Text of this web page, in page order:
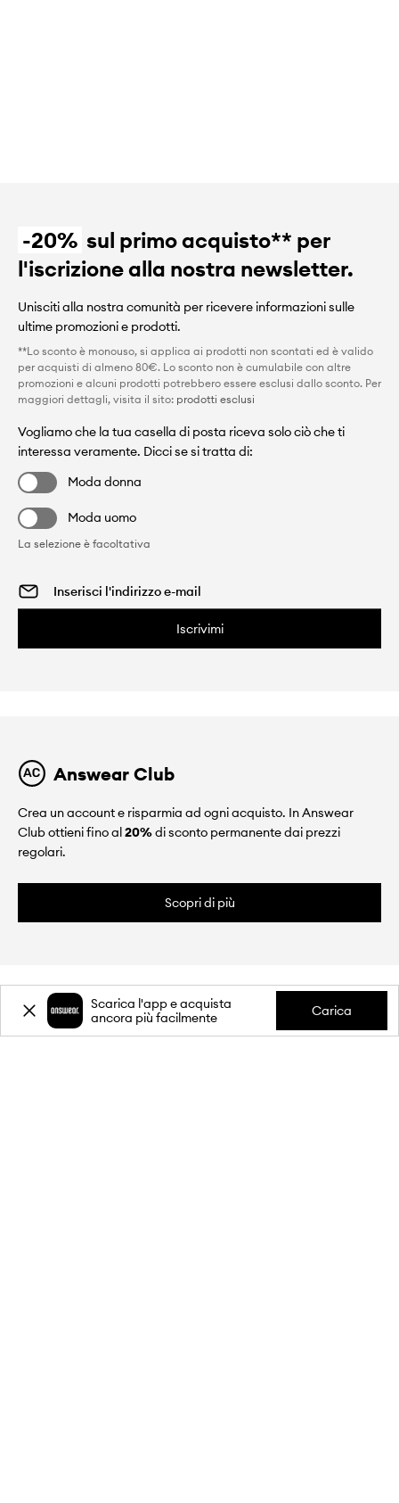
-20% sul primo acquisto** per
l'iscrizione alla nostra newsletter.
Unisciti alla nostra comunità per ricevere informazioni sulle
ultime promozioni e prodotti.
**Lo sconto è monouso, si applica ai prodotti non scontati ed è valido
per acquisti di almeno 80€. Lo sconto non è cumulabile con altre
promozioni e alcuni prodotti potrebbero essere esclusi dallo sconto. Per
maggiori dettagli, visita il sito: prodotti esclusi
Vogliamo che la tua casella di posta riceva solo ciò che ti
interessa veramente. Dicci se si tratta di:
Moda donna
Moda uomo
La selezione è facoltativa
Iscrivimi
Answear Club
Crea un account e risparmia ad ogni acquisto. In Answear
Club ottieni fino al20%di sconto permanente dai prezzi
regolari.
Scopri di più
CHI SIAMO
Scarica l'app e acquista
ancora più facilmente
Carica